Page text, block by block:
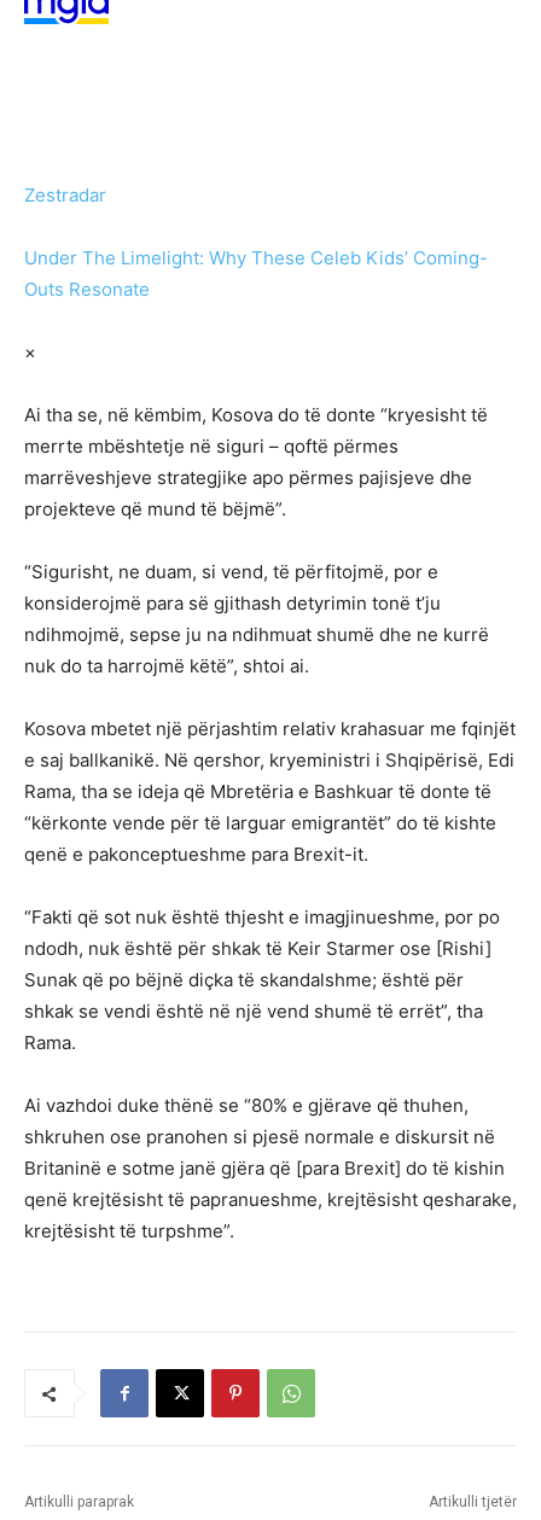
Zestradar
Under The Limelight: Why These Celeb Kids’ Coming-
Outs Resonate
×
Ai tha se, në këmbim, Kosova do të donte “kryesisht të
merrte mbështetje në siguri – qoftë përmes
marrëveshjeve strategjike apo përmes pajisjeve dhe
projekteve që mund të bëjmë”.
“Sigurisht, ne duam, si vend, të përfitojmë, por e
konsiderojmë para së gjithash detyrimin tonë t’ju
ndihmojmë, sepse ju na ndihmuat shumë dhe ne kurrë
nuk do ta harrojmë këtë”, shtoi ai.
Kosova mbetet një përjashtim relativ krahasuar me fqinjët
e saj ballkanikë. Në qershor, kryeministri i Shqipërisë, Edi
Rama, tha se ideja që Mbretëria e Bashkuar të donte të
“kërkonte vende për të larguar emigrantët” do të kishte
qenë e pakonceptueshme para Brexit-it.
“Fakti që sot nuk është thjesht e imagjinueshme, por po
ndodh, nuk është për shkak të Keir Starmer ose [Rishi]
Sunak që po bëjnë diçka të skandalshme; është për
shkak se vendi është në një vend shumë të errët”, tha
Rama.
Ai vazhdoi duke thënë se “80% e gjërave që thuhen,
shkruhen ose pranohen si pjesë normale e diskursit në
Britaninë e sotme janë gjëra që [para Brexit] do të kishin
qenë krejtësisht të papranueshme, krejtësisht qesharake,
krejtësisht të turpshme”.
Artikulli paraprak Artikulli tjetër